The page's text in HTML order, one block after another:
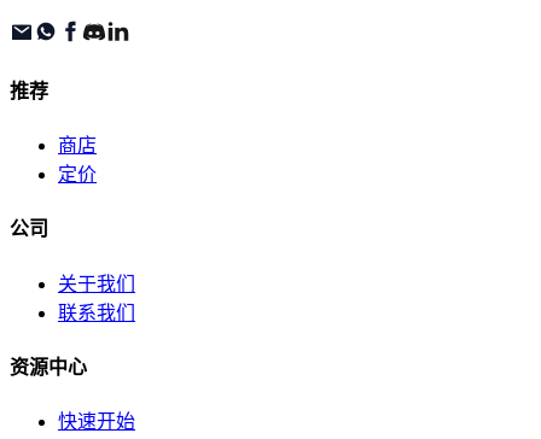
推荐
商店
定价
公司
关于我们
联系我们
资源中心
快速开始